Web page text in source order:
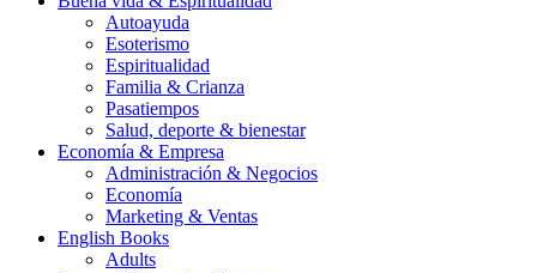
Autoayuda
Esoterismo
Espiritualidad
Familia & Crianza
Pasatiempos
Salud, deporte & bienestar
Economía & Empresa
Administración & Negocios
Economía
Marketing & Ventas
English Books
Adults